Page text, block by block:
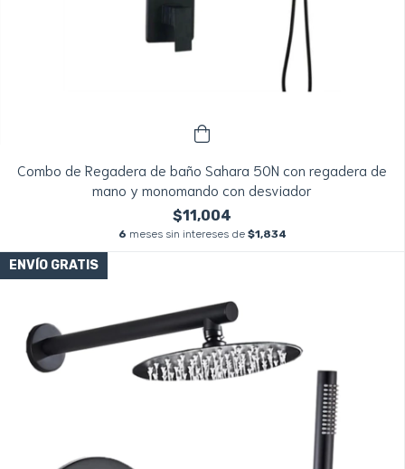
Combo de Regadera de baño Sahara 50N con regadera de
mano y monomando con desviador
$11,004
6 meses sin intereses de $1,834
ENVÍO GRATIS